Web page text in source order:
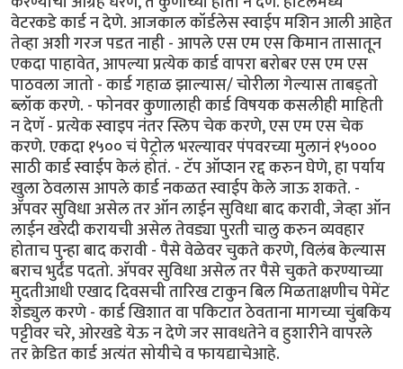
वेटरकडे कार्ड न देणे. आजकाल कॉर्डलेस स्वाईप मशिन आली आहेत
तेव्हा अशी गरज पडत नाही - आपले एस एम एस किमान तासातून
एकदा पाहावेत, आपल्या प्रत्येक कार्ड वापरा बरोबर एस एम एस
पाठवला जातो - कार्ड गहाळ झाल्यास/ चोरीला गेल्यास ताबड्तो
ब्लॉक करणे. - फोनवर कुणालाही कार्ड विषयक कसलीही माहिती
न देणॅ - प्रत्येक स्वाइप नंतर स्लिप चेक करणे, एस एम एस चेक
करणे. एकदा १५०० चं पेट्रोल भरल्यावर पंपवरच्या मुलानं १५०००
साठी कार्ड स्वाईप केलं होतं. - टॅप ऑप्शन रद्द करुन घेणे, हा पर्याय
खुला ठेवलास आपले कार्ड नकळत स्वाईप केले जाऊ शकते. -
अ‍ॅपवर सुविधा असेल तर ऑन लाईन सुविधा बाद करावी, जेव्हा ऑन
लाईन खरेदी करायची असेल तेवड्या पुरती चालु करुन व्यवहार
होताच पुन्हा बाद करावी - पैसे वेळेवर चुकते करणे, विलंब केल्यास
बराच भुर्दंड पदतो. अ‍ॅपवर सुविधा असेल तर पैसे चुकते करण्याच्या
मुदतीआधी एखाद दिवसची तारिख टाकुन बिल मिळताक्षणीच पेमेंट
शेड्युल करणे - कार्ड खिशात वा पकिटात ठेवताना मागच्या चुंबकिय
पट्टीवर चरे, ओरखडे येऊ न देणे जर सावधतेने व हुशारीने वापरले
तर क्रेडित कार्ड अत्यंत सोयीचे व फायद्याचेआहे.